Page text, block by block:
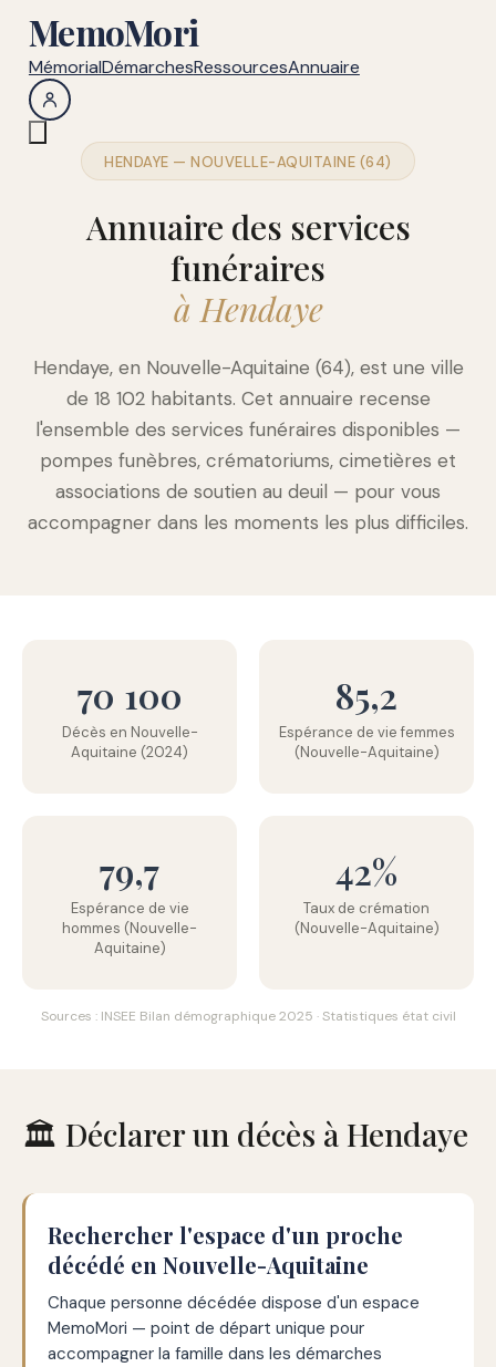
MemoMori
MémorialDémarchesRessourcesAnnuaire
HENDAYE — NOUVELLE-AQUITAINE (64)
Annuaire des services
funéraires
à Hendaye
Hendaye, en Nouvelle-Aquitaine (64), est une ville
de 18 102 habitants. Cet annuaire recense
l'ensemble des services funéraires disponibles —
pompes funèbres, crématoriums, cimetières et
associations de soutien au deuil — pour vous
accompagner dans les moments les plus difficiles.
70 100
Décès en Nouvelle-
Aquitaine (2024)
85,2
Espérance de vie femmes
(Nouvelle-Aquitaine)
79,7
Espérance de vie
hommes (Nouvelle-
Aquitaine)
42%
Taux de crémation
(Nouvelle-Aquitaine)
Sources : INSEE Bilan démographique 2025 · Statistiques état civil
🏛️ Déclarer un décès à Hendaye
Rechercher l'espace d'un proche
décédé en Nouvelle-Aquitaine
Chaque personne décédée dispose d'un espace
MemoMori — point de départ unique pour
accompagner la famille dans les démarches